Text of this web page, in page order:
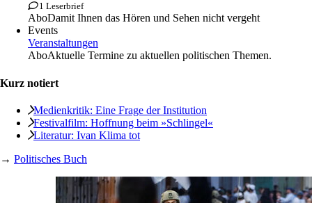
1 Leserbrief
AboDamit Ihnen das Hören und Sehen nicht vergeht
Events
Veranstaltungen
AboAktuelle Termine zu aktuellen politischen Themen.
Kurz notiert
Medienkritik: Eine Frage der Institution
Festivalfilm: Hoffnung beim »Schlingel«
Literatur: Ivan Klima tot
→ Politisches Buch